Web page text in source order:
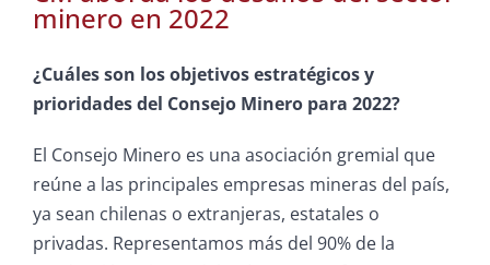
minero en 2022
¿Cuáles son los objetivos estratégicos y
prioridades del Consejo Minero para 2022?
El Consejo Minero es una asociación gremial que
reúne a las principales empresas mineras del país,
ya sean chilenas o extranjeras, estatales o
privadas. Representamos más del 90% de la